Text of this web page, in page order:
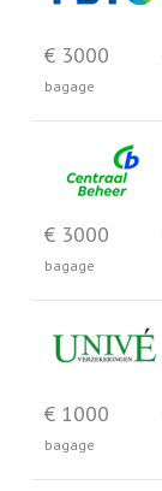
€ 3000
bagage
€ 3000
bagage
€ 1000
bagage